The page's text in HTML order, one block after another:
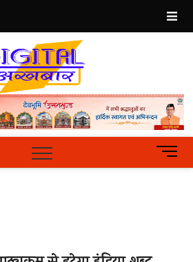
Hindi
News
PortalM
e